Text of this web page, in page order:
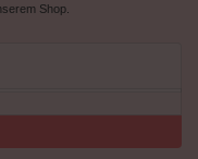
Shop.